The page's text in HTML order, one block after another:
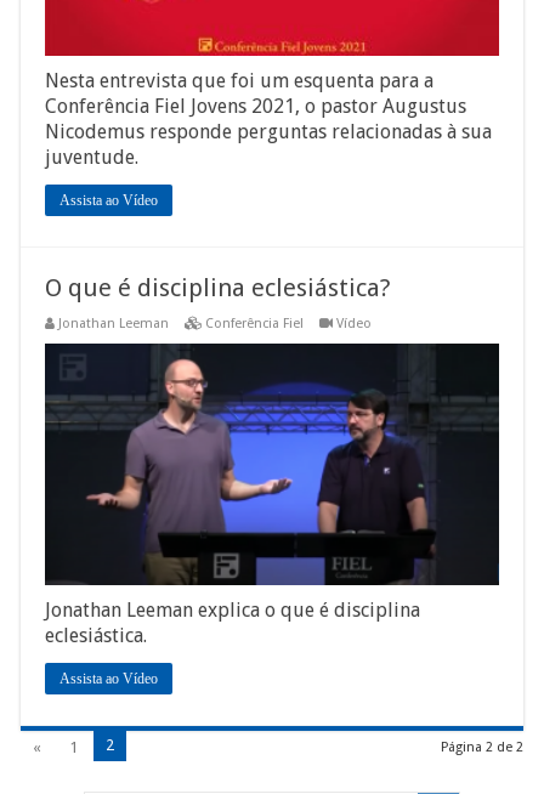
Nesta entrevista que foi um esquenta para a
Conferência Fiel Jovens 2021, o pastor Augustus
Nicodemus responde perguntas relacionadas à sua
juventude.
Assista ao Vídeo
O que é disciplina eclesiástica?
Jonathan Leeman Conferência Fiel Vídeo
Jonathan Leeman explica o que é disciplina
eclesiástica.
Assista ao Vídeo
Página 2 de 2
« 1 2